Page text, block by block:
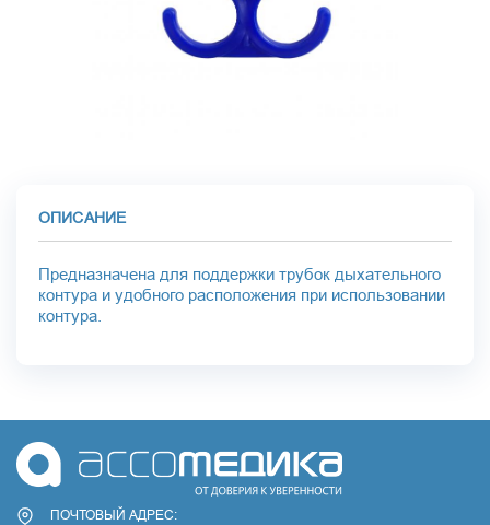
ОПИСАНИЕ
Предназначена для поддержки трубок дыхательного
контура и удобного расположения при использовании
контура.
ПОЧТОВЫЙ АДРЕС: